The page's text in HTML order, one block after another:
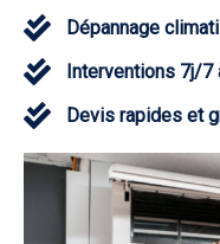
Dépannage
Interventions 7j/7
Devis rapides et